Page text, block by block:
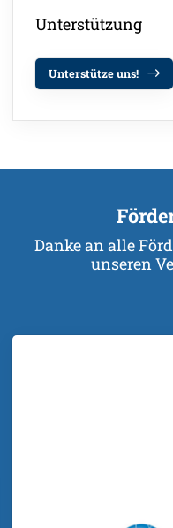
Unterstützung
Unterstütze uns!
Danke an alle
unseren